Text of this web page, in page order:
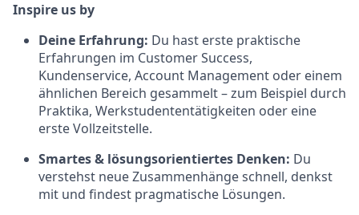
Inspire us by
Deine Erfahrung: Du hast erste praktische
Erfahrungen im Customer Success,
Kundenservice, Account Management oder einem
ähnlichen Bereich gesammelt – zum Beispiel durch
Praktika, Werkstudententätigkeiten oder eine
erste Vollzeitstelle.
Smartes & lösungsorientiertes Denken: Du
verstehst neue Zusammenhänge schnell, denkst
mit und findest pragmatische Lösungen.